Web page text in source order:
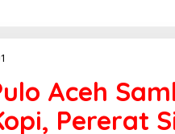
b
i
n
s
Aceh
Pererat